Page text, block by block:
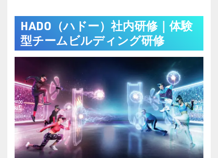
HADO （ハドー）社内研修｜体験
型チームビルディング研修